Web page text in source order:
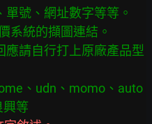
號、網址數字等等。
系統的擷圖連結。
應請自行打上原廠產品型
、udn、momo、auto